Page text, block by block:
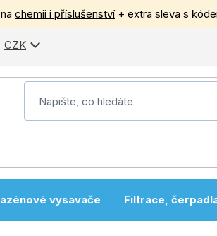
chemii i příslušenství + extra sleva s
CZK
vysavače Filtrace,